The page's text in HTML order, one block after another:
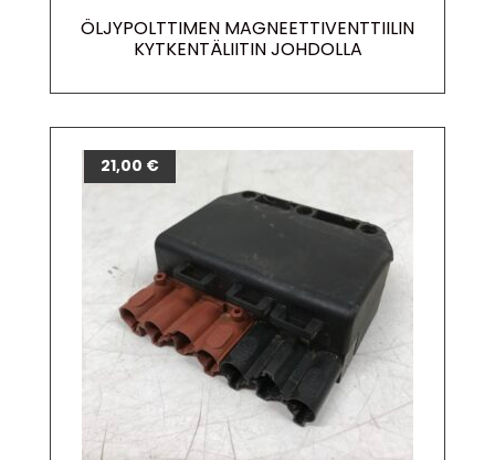
ÖLJYPOLTTIMEN MAGNEETTIVENTTIILIN
KYTKENTÄLIITIN JOHDOLLA
21,00 €